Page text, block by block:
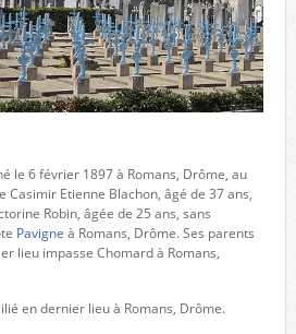
le 6 février 1897 à Romans, Drôme, au
Casimir Etienne Blachon, âgé de 37 ans,
Robin, âgée de 25 ans, sans
Pavigne à Romans, Drôme. Ses parents
lieu impasse Chomard à Romans,
en dernier lieu à Romans, Drôme.